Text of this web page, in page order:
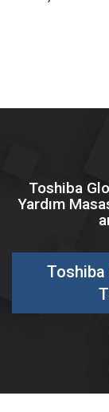
Toshiba
Yardım
Toshiba